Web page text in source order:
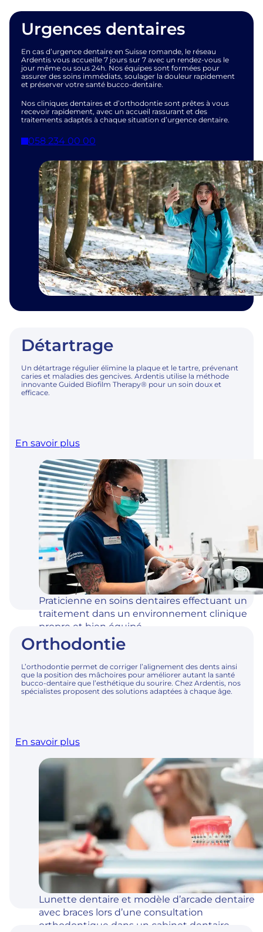
Urgences dentaires
En cas d’urgence dentaire en Suisse romande, le réseau
Ardentis vous accueille 7 jours sur 7 avec un rendez-vous le
jour même ou sous 24h. Nos équipes sont formées pour
assurer des soins immédiats, soulager la douleur rapidement
et préserver votre santé bucco-dentaire.
Nos cliniques dentaires et d’orthodontie sont prêtes à vous
recevoir rapidement, avec un accueil rassurant et des
traitements adaptés à chaque situation d’urgence dentaire.
058 234 00 00
Détartrage
Un détartrage régulier élimine la plaque et le tartre, prévenant
caries et maladies des gencives. Ardentis utilise la méthode
innovante Guided Biofilm Therapy® pour un soin doux et
efficace.
En savoir plus
Praticienne en soins dentaires effectuant un
traitement dans un environnement clinique
propre et bien équipé.
Orthodontie
L’orthodontie permet de corriger l’alignement des dents ainsi
que la position des mâchoires pour améliorer autant la santé
bucco-dentaire que l’esthétique du sourire. Chez Ardentis, nos
spécialistes proposent des solutions adaptées à chaque âge.
En savoir plus
Lunette dentaire et modèle d’arcade dentaire
avec braces lors d’une consultation
orthodontique dans un cabinet dentaire